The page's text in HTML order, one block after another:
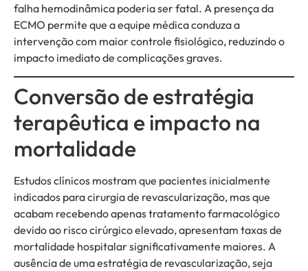
falha hemodinâmica poderia ser fatal. A presença da
ECMO permite que a equipe médica conduza a
intervenção com maior controle fisiológico, reduzindo o
impacto imediato de complicações graves.
Conversão de estratégia
terapêutica e impacto na
mortalidade
Estudos clínicos mostram que pacientes inicialmente
indicados para cirurgia de revascularização, mas que
acabam recebendo apenas tratamento farmacológico
devido ao risco cirúrgico elevado, apresentam taxas de
mortalidade hospitalar significativamente maiores. A
ausência de uma estratégia de revascularização, seja